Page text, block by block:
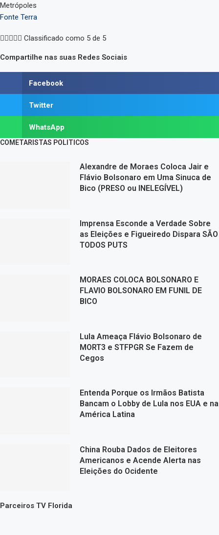
Metrópoles
Fonte Terra
 Classificado como 5 de 5
Compartilhe nas suas Redes Sociais
Facebook
Twitter
WhatsApp
COMETARISTAS POLITICOS
Alexandre de Moraes Coloca Jair e
Flávio Bolsonaro em Uma Sinuca de
Bico (PRESO ou INELEGÍVEL)
Imprensa Esconde a Verdade Sobre
as Eleições e Figueiredo Dispara SÃO
TODOS PUTS
MORAES COLOCA BOLSONARO E
FLAVIO BOLSONARO EM FUNIL DE
BICO
Lula Ameaça Flávio Bolsonaro de
MORT3 e STFPGR Se Fazem de
Cegos
Entenda Porque os Irmãos Batista
Bancam o Lobby de Lula nos EUA e na
América Latina
China Rouba Dados de Eleitores
Americanos e Acende Alerta nas
Eleições do Ocidente
Parceiros TV Florida